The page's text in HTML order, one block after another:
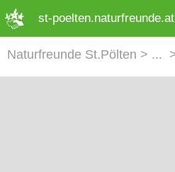
st-poelten.naturfreunde.at
Naturfreunde St.Pölten